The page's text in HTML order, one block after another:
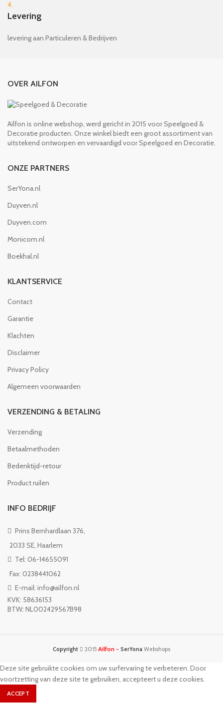
4.
Levering
levering aan Particuleren & Bedrijven
OVER AILFON
Ailfon is online webshop, werd gericht in 2015 voor Speelgoed &
Decoratie producten. Onze winkel biedt een groot assortiment van
uitstekend ontworpen en vervaardigd voor Speelgoed en Decoratie.
ONZE PARTNERS
SerYona.nl
Duyven.nl
Duyven.com
Monicom.nl
Boekhal.nl
KLANTSERVICE
Contact
Garantie
Klachten
Disclaimer
Privacy Policy
Algemeen voorwaarden
VERZENDING & BETALING
Verzending
Betaalmethoden
Bedenktijd-retour
Product ruilen
INFO BEDRIJF
Prins Bernhardlaan 376,
2033 SE, Haarlem
Tel: 06-14655091
Fax: 0238441062
E-mail: info@ailfon.nl
KVK: 58636153
BTW: NL002429567B98
Copyright 2015 Ailfon - SerYona Webshops
Deze site gebruikte cookies om uw surfervaring te verbeteren. Door
voortzetting van deze site te gebruiken, accepteert u deze cookies.
ACCEPT